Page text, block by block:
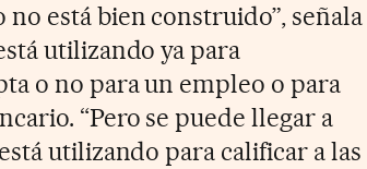
está bien construido”, señala
utilizando ya para
o no para un empleo o para
“Pero se puede llegar a
utilizando para calificar a las